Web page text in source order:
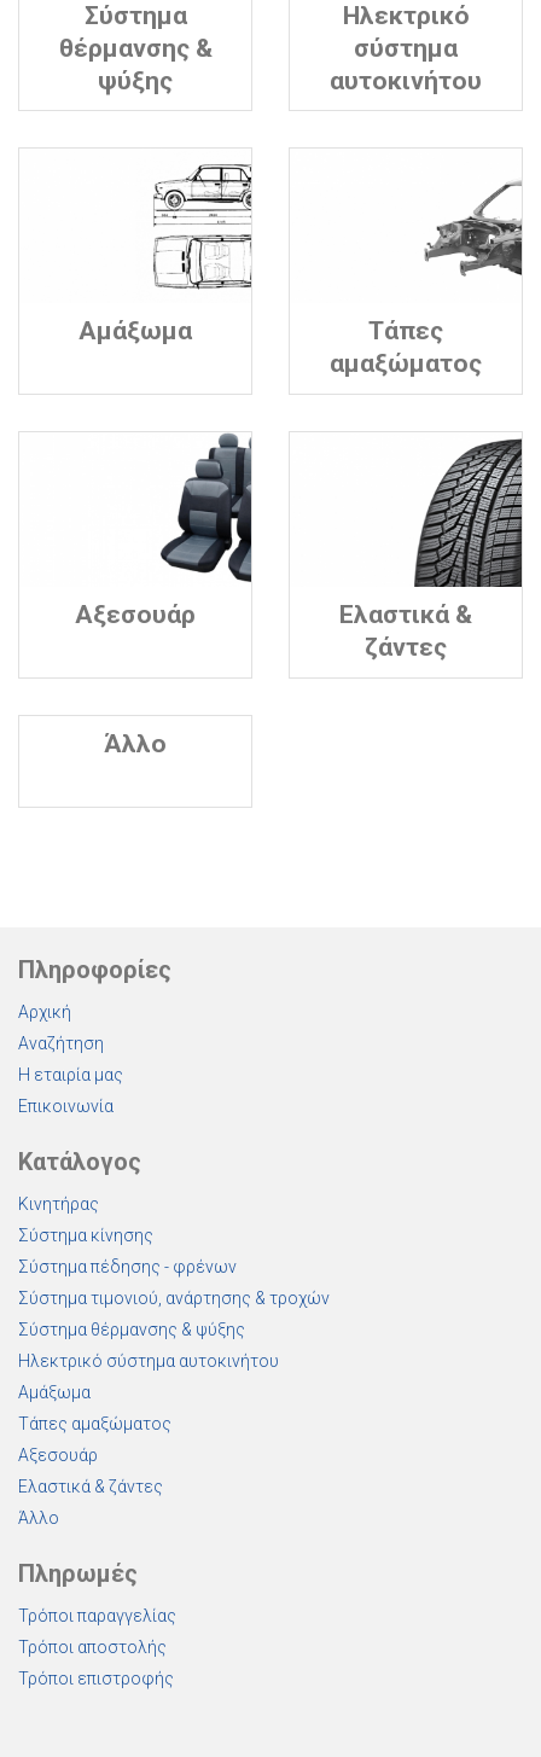
Σύστημα
θέρμανσης &
ψύξης
Ηλεκτρικό
σύστημα
αυτοκινήτου
Αμάξωμα
Τάπες
αμαξώματος
Αξεσουάρ
Ελαστικά &
ζάντες
Άλλο
Πληροφορίες
Αρχική
Αναζήτηση
Η εταιρία μας
Επικοινωνία
Κατάλογος
Κινητήρας
Σύστημα κίνησης
Σύστημα πέδησης - φρένων
Σύστημα τιμονιού, ανάρτησης & τροχών
Σύστημα θέρμανσης & ψύξης
Ηλεκτρικό σύστημα αυτοκινήτου
Αμάξωμα
Τάπες αμαξώματος
Αξεσουάρ
Ελαστικά & ζάντες
Άλλο
Πληρωμές
Τρόποι παραγγελίας
Τρόποι αποστολής
Τρόποι επιστροφής